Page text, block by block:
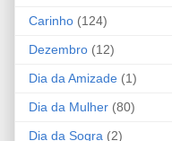
Carinho (124)
Dezembro (12)
Dia da Amizade (1)
Dia da Mulher (80)
Dia da Sogra (2)